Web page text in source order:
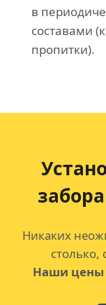
в
составами
пропитки).
Никаких
столько,
Наши цены